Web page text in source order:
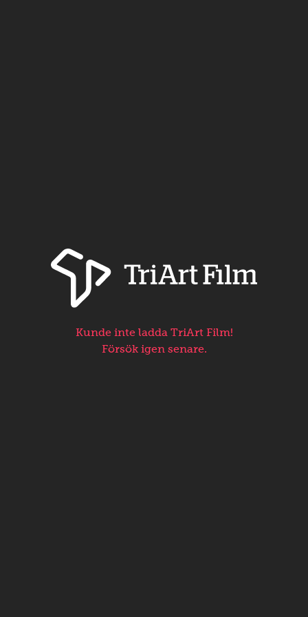
Kunde inte ladda TriArt Film!
Försök igen senare.